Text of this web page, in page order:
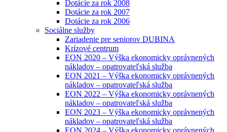
Dotácie za rok 2008
Dotácie za rok 2007
Dotácie za rok 2006
Sociálne služby
Zariadenie pre seniorov DUBINA
Krízové centrum
EON 2020 – Výška ekonomicky oprávnených
nákladov – opatrovateľská služba
EON 2021 – Výška ekonomicky oprávnených
nákladov – opatrovateľská služba
EON 2022 – Výška ekonomicky oprávnených
nákladov – opatrovateľská služba
EON 2023 – Výška ekonomicky oprávnených
nákladov – opatrovateľská služba